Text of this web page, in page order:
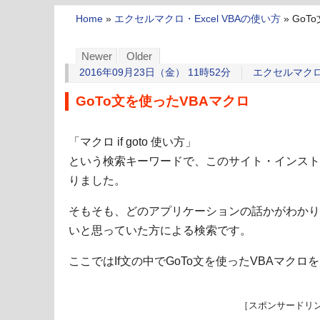
Home » エクセルマクロ・Excel VBAの使い方 » GoTo
Newer Older
2016年09月23日（金） 11時52分 エクセルマク
GoTo文を使ったVBAマクロ
「マクロ if goto 使い方」
という検索キーワードで、このサイト・インス
りました。
そもそも、どのアプリケーションの話かがわか
いと思っていた方による検索です。
ここではIf文の中でGoTo文を使ったVBAマクロ
［スポンサードリ